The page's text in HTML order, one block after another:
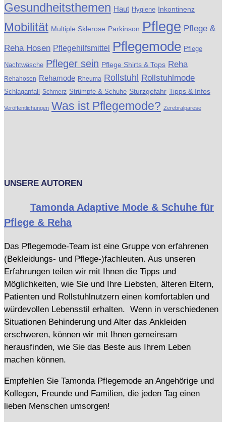
Gesundheitsthemen Haut Hygiene Inkontinenz
Mobilität Multiple Sklerose Parkinson Pflege Pflege &
Reha Hosen Pflegehilfsmittel Pflegemode Pflege
Nachtwäsche Pfleger sein Pflege Shirts & Tops Reha
Rehahosen Rehamode Rheuma Rollstuhl Rollstuhlmode
Schlaganfall Schmerz Strümpfe & Schuhe Sturzgefahr Tipps & Infos
Veröffentlichungen Was ist Pflegemode? Zerebralparese
UNSERE AUTOREN
Tamonda Adaptive Mode & Schuhe für
Pflege & Reha
Das Pflegemode-Team ist eine Gruppe von erfahrenen
(Bekleidungs- und Pflege-)fachleuten. Aus unseren
Erfahrungen teilen wir mit Ihnen die Tipps und
Möglichkeiten, wie Sie und Ihre Liebsten, älteren Eltern,
Patienten und Rollstuhlnutzern einen komfortablen und
würdevollen Lebensstil erhalten. Wenn in verschiedenen
Situationen Behinderung und Alter das Ankleiden
erschweren, können wir mit Ihnen gemeinsam
herausfinden, wie Sie das Beste aus Ihrem Leben
machen können.
Empfehlen Sie Tamonda Pflegemode an Angehörige und
Kollegen, Freunde und Familien, die jeden Tag einen
lieben Menschen umsorgen!